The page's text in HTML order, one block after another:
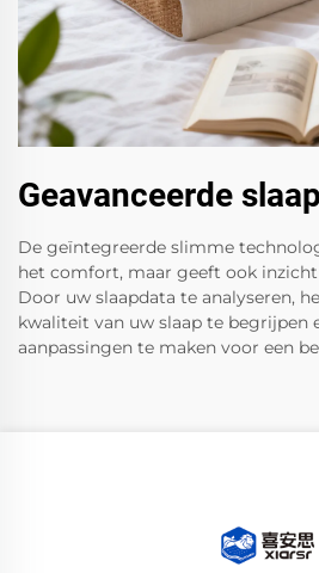
Geavanceerde
De geïntegreerde slimme
het comfort, maar geeft ook
Door uw slaapdata te analyseren,
kwaliteit van uw slaap te begrijpen
aanpassingen te maken voor een